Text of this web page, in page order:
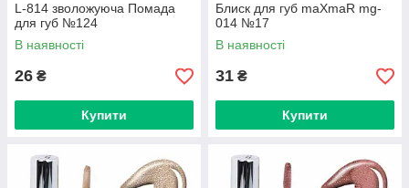
L-814 зволожуюча Помада
для губ №124
В наявності
26 ₴
Купити
Блиск для губ maXmaR mg-
014 №17
В наявності
31 ₴
Купити